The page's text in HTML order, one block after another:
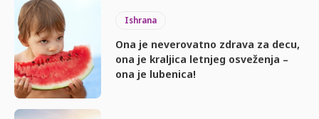
Ishrana
Ona je neverovatno zdrava za decu,
ona je kraljica letnjeg osveženja –
ona je lubenica!